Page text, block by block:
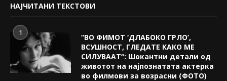
НАЈЧИТАНИ ТЕКСТОВИ
1
“ВО ФИМОТ ‘ДЛАБОКО ГРЛО’,
ВСУШНОСТ, ГЛЕДАТЕ КАКО МЕ
СИЛУВААТ“: Шокантни детали од
животот на најпознатата актерка
во филмови за возрасни (ФОТО)